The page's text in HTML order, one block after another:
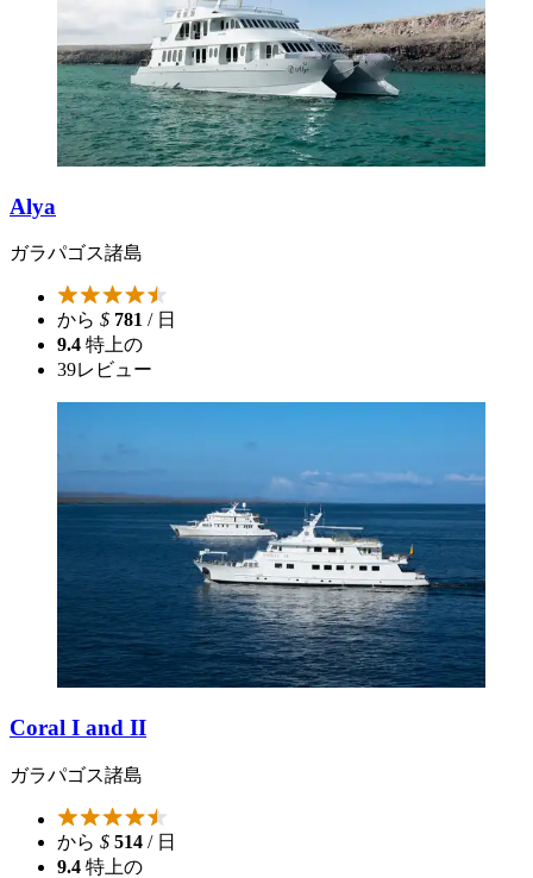
Alya
ガラパゴス諸島
から $ 781 / 日
9.4 特上の
39レビュー
Coral I and II
ガラパゴス諸島
から $ 514 / 日
9.4 特上の